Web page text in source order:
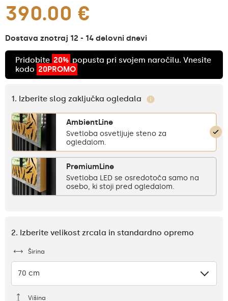
390.00 €
Dostava znotraj 12 - 14 delovni dnevi
Pridobite 20% popusta pri svojem naročilu. Vnesite
kodo 20PROMO
1. Izberite slog zaključka ogledala
AmbientLine
Svetloba osvetljuje steno za
ogledalom.
PremiumLine
Svetloba LED se osredotoča samo na
osebo, ki stoji pred ogledalom.
2. Izberite velikost zrcala in standardno opremo
Širina
70 cm
Višina